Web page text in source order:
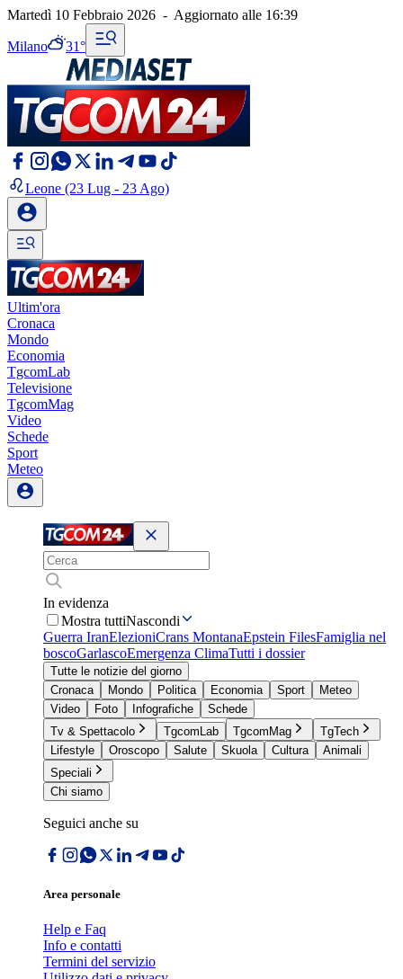
Martedì 10 Febbraio 2026 - Aggiornato alle 16:39
Milano 31°
Leone (23 Lug - 23 Ago)
Ultim'ora
Cronaca
Mondo
Economia
TgcomLab
Televisione
TgcomMag
Video
Schede
Sport
Meteo
In evidenza
Mostra tuttiNascondi
Guerra IranElezioniCrans MontanaEpstein FilesFamiglia nel
boscoGarlascoEmergenza ClimaTutti i dossier
Tutte le notizie del giorno
Cronaca
Mondo Politica Economia Sport
Meteo
Video
Foto Infografiche
Schede
Tv & Spettacolo
TgcomLab TgcomMag
TgTech
Lifestyle
Oroscopo Salute Skuola Cultura
Animali
Speciali
Chi siamo
Seguici anche su
Area personale
Help e Faq
Info e contatti
Termini del servizio